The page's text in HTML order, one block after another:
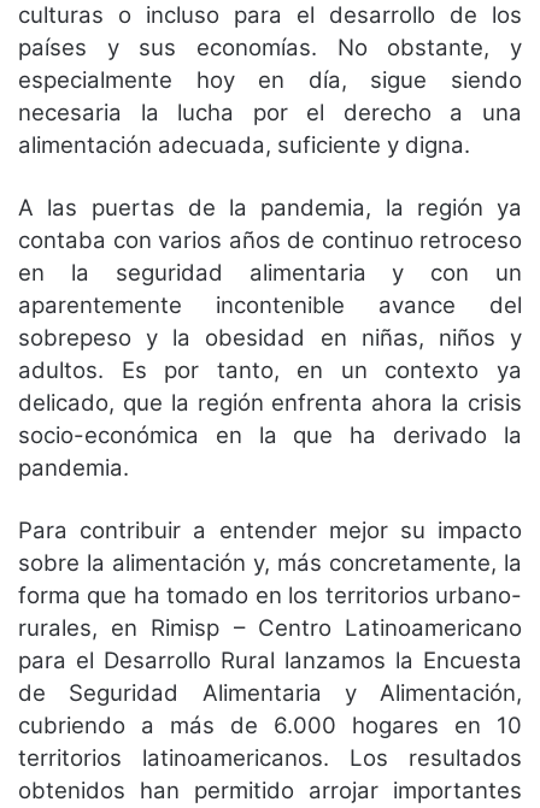
culturas o incluso para el desarrollo de los
países y sus economías. No obstante, y
especialmente hoy en día, sigue siendo
necesaria la lucha por el derecho a una
alimentación adecuada, suficiente y digna.
A las puertas de la pandemia, la región ya
contaba con varios años de continuo retroceso
en la seguridad alimentaria y con un
aparentemente incontenible avance del
sobrepeso y la obesidad en niñas, niños y
adultos. Es por tanto, en un contexto ya
delicado, que la región enfrenta ahora la crisis
socio-económica en la que ha derivado la
pandemia.
Para contribuir a entender mejor su impacto
sobre la alimentación y, más concretamente, la
forma que ha tomado en los territorios urbano-
rurales, en Rimisp – Centro Latinoamericano
para el Desarrollo Rural lanzamos la Encuesta
de Seguridad Alimentaria y Alimentación,
cubriendo a más de 6.000 hogares en 10
territorios latinoamericanos. Los resultados
obtenidos han permitido arrojar importantes